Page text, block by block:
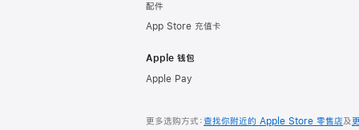
配件
App Store 充值卡
Apple 钱包
Apple Pay
更多选购方式：查找你附近的 Apple Store 零售店及